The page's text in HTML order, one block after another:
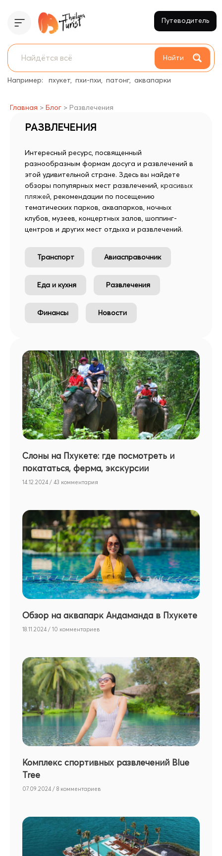
Найти
Например: пхукет пхи-пхи патонг аквапарки
Путеводитель
Главная > Блог > Развлечения
РАЗВЛЕЧЕНИЯ
Интересный ресурс, посвященный
разнообразным формам досуга и развлечений в
этой удивительной стране. Здесь вы найдете
обзоры популярных мест развлечений, красивых
пляжей, рекомендации по посещению
тематических парков, аквапарков, ночных
клубов, музеев, концертных залов, шоппинг-
центров и других мест отдыха и развлечений.
Транспорт Авиасправочник
Еда и кухня Развлечения
Финансы Новости
Слоны на Пхукете: где посмотреть и
покататься, ферма, экскурсии
14.12.2024 43 комментария
Обзор на аквапарк Андаманда в Пхукете
18.11.2024 10 комментариев
Комплекс спортивных развлечений Blue
Tree
07.09.2024 8 комментариев